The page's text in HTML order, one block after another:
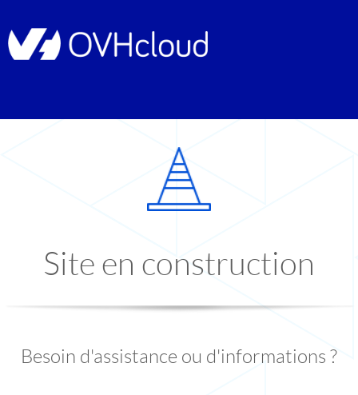
Site en construction
Besoin d'assistance ou d'informations ?